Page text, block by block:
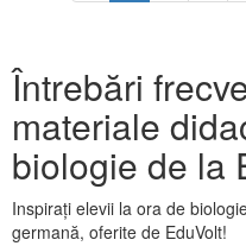
Întrebări
materiale
biologie de la
Inspirați elevii la ora de
germană, oferite de EduVolt!